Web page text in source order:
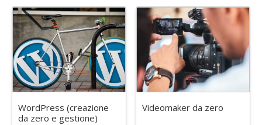
WordPress (creazione
da zero e gestione)
Videomaker da zero